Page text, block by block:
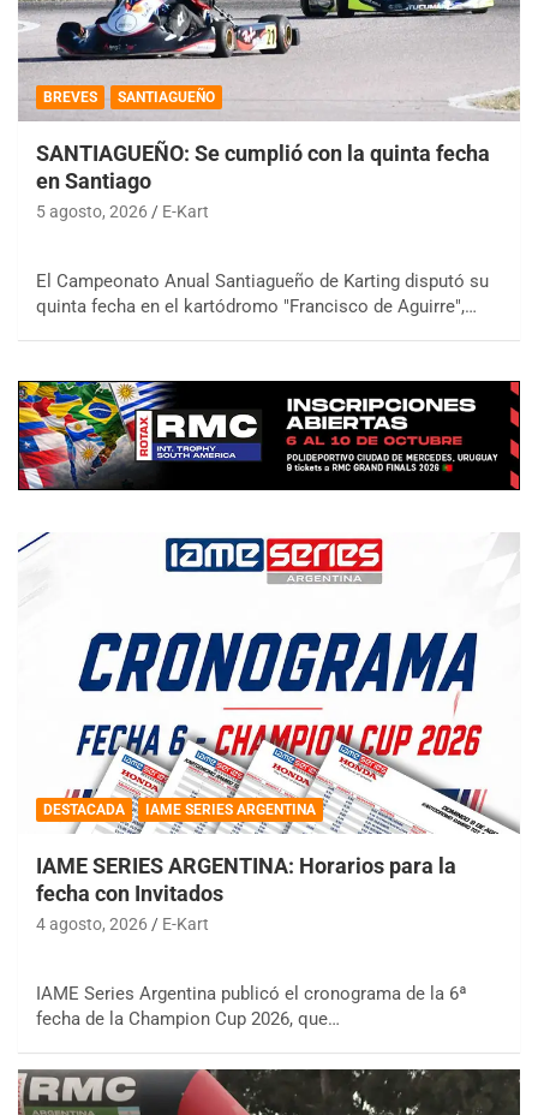
BREVES SANTIAGUEÑO
SANTIAGUEÑO: Se cumplió con la quinta fecha
en Santiago
5 agosto, 2026 E-Kart
El Campeonato Anual Santiagueño de Karting disputó su
quinta fecha en el kartódromo "Francisco de Aguirre",…
DESTACADA IAME SERIES ARGENTINA
IAME SERIES ARGENTINA: Horarios para la
fecha con Invitados
4 agosto, 2026 E-Kart
IAME Series Argentina publicó el cronograma de la 6ª
fecha de la Champion Cup 2026, que…